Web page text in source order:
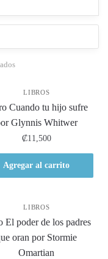
LIBROS
Cuando tu hijo sufre
Glynnis Whitwer
₡11,500
Agregar al carrito
LIBROS
El poder de los padres
oran por Stormie
Omartian